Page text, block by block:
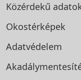
Közérdekű
Okostérképek
Adatvédelem